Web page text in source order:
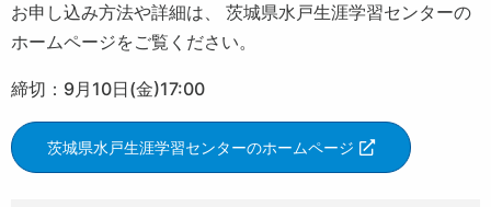
お申し込み方法や詳細は、 茨城県水戸生涯学習センターの
ホームページをご覧ください。
締切：9月10日(金)17:00
茨城県水戸生涯学習センターのホームページ